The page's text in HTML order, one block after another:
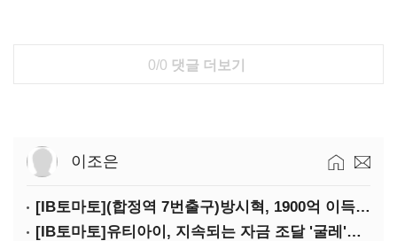
0/0 댓글 더보기
이조은
[IB토마토](합정역 7번출구)방시혁, 1900억 이득 논란…하이브 상장 진실은?
[IB토마토]유티아이, 지속되는 자금 조달 '굴레'…부채 리스크 고조